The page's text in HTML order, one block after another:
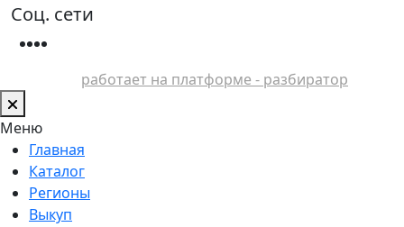
Соц. сети
работает на платформе - разбиратор
Меню
Главная
Каталог
Регионы
Выкуп